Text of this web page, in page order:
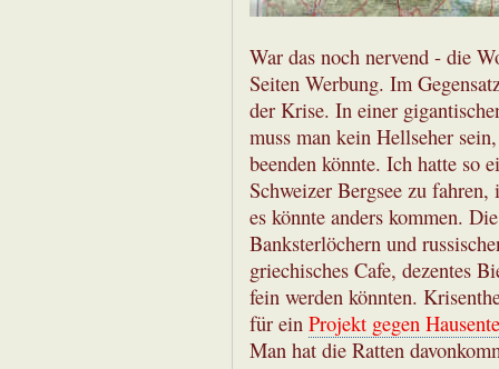
War das noch nervend - die
Seiten Werbung. Im
der Krise. In einer
muss man kein Hellseher
beenden könnte. Ich hatte so
Schweizer Bergsee zu
es könnte anders kommen.
Banksterlöchern und
griechisches Cafe, dezentes
fein werden könnten.
für ein Projekt gegen
Man hat die Ratten